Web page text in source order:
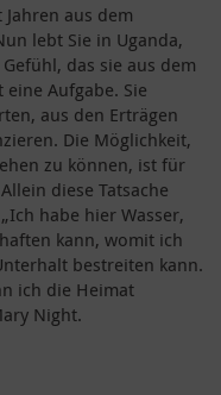
aus dem
lebt Sie in Uganda,
das sie aus dem
Aufgabe. Sie
aus den Erträgen
Die Möglichkeit,
zu können, ist für
diese Tatsache
habe hier Wasser,
kann, womit ich
bestreiten kann.
ich die Heimat
Night.